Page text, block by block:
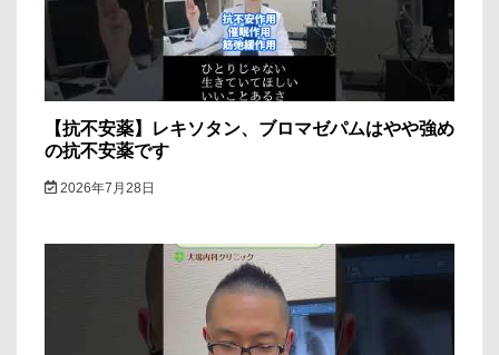
【抗不安薬】レキソタン、ブロマゼパムはやや強め
の抗不安薬です
2026年7月28日